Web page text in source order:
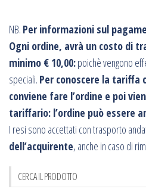
NB. Per informazioni sul
Ogni ordine, avrà un costo di
minimo € 10,00:poichè vengono
speciali. Per conoscere la tariffa
conviene fare l’ordine e poi
tariffario: l’ordine può essere
I resi sono accettati con trasporto
dell’acquirente, anche in caso di
CERCA IL PRODOTTO